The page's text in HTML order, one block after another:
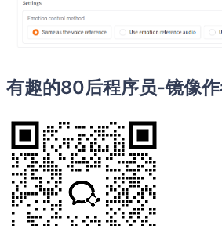
有趣的80后程序员-镜像